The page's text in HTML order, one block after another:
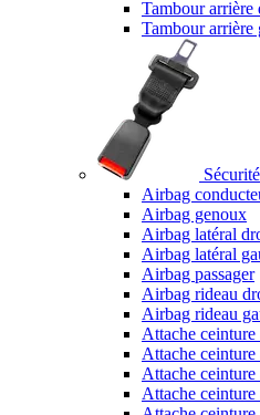
Tambour arrière
Tambour arrière
Sécurité
Airbag
Airbag genoux
Airbag latéral
Airbag latéral
Airbag passager
Airbag rideau
Airbag rideau
Attache ceinture
Attache
Attache ceinture
Attache